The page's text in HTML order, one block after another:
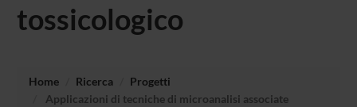
tossicologico
Home Ricerca
Progetti
Applicazioni di tecniche di microanalisi associate